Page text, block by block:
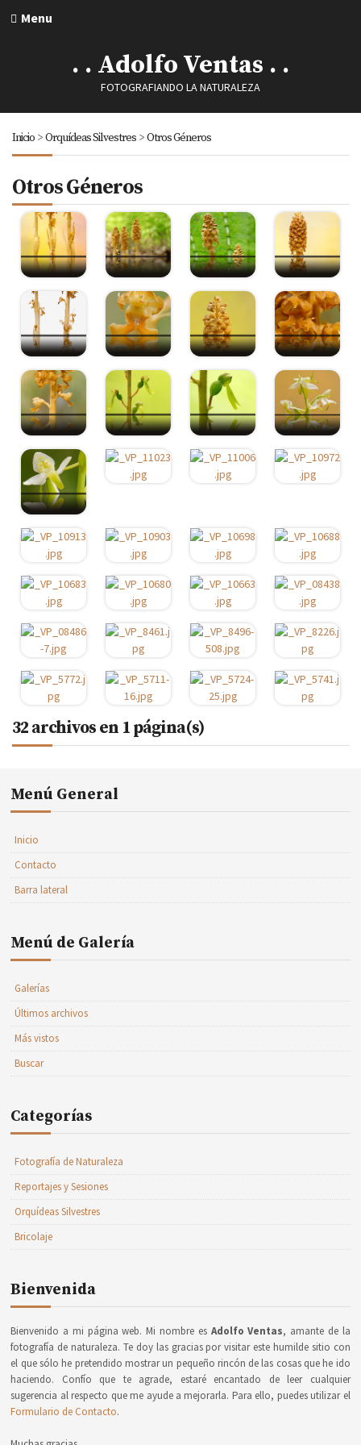
Menu
. . Adolfo Ventas . .
FOTOGRAFIANDO LA NATURALEZA
Inicio>Orquídeas Silvestres>Otros Géneros
Otros Géneros
32 archivos en 1 página(s)
Menú General
Inicio
Contacto
Barra lateral
Menú de Galería
Galerías
Últimos archivos
Más vistos
Buscar
Categorías
Fotografía de Naturaleza
Reportajes y Sesiones
Orquídeas Silvestres
Bricolaje
Bienvenida
Bienvenido a mi página web. Mi nombre es Adolfo Ventas, amante de la
fotografía de naturaleza. Te doy las gracias por visitar este humilde sitio con
el que sólo he pretendido mostrar un pequeño rincón de las cosas que he ido
haciendo. Confío que te agrade, estaré encantado de leer cualquier
sugerencia al respecto que me ayude a mejorarla. Para ello, puedes utilizar el
Formulario de Contacto.